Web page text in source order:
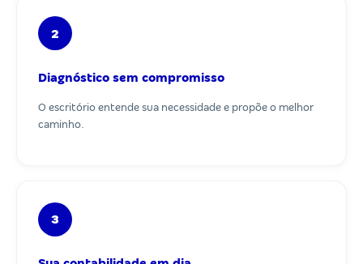
2
Diagnóstico sem compromisso
O escritório entende sua necessidade e propõe o melhor
caminho.
3